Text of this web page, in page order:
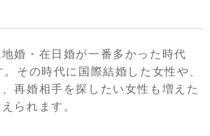
婚・在日婚が一番多かった時代
その時代に国際結婚した女性や、
再婚相手を探したい女性も増えた
られます。